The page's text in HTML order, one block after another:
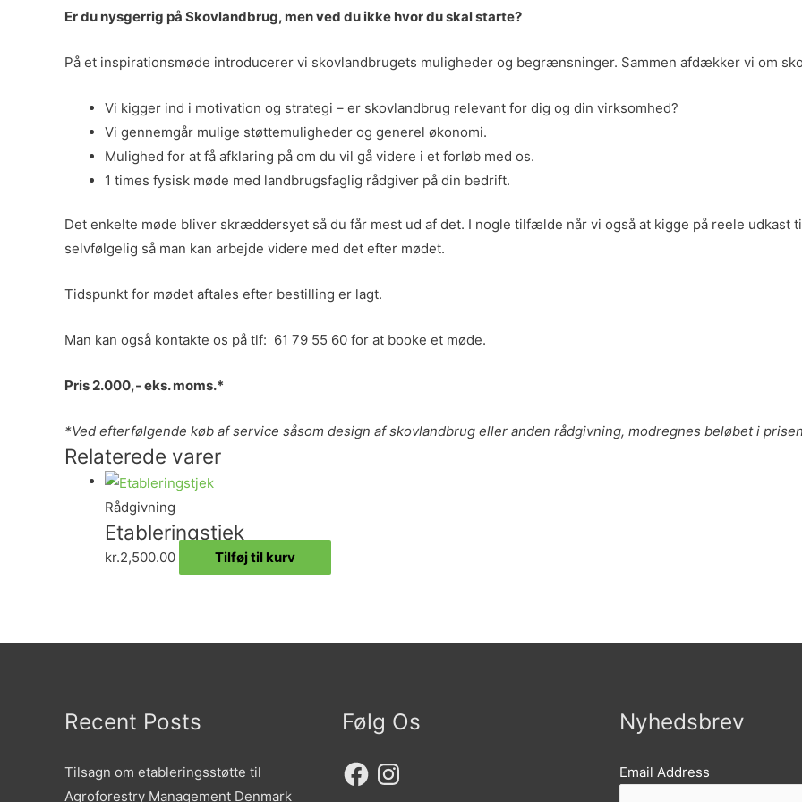
Er du nysgerrig på Skovlandbrug, men ved du ikke hvor du skal starte?
På et inspirationsmøde introducerer vi skovlandbrugets muligheder og begrænsninger. Sammen afdækker vi om
Vi kigger ind i motivation og strategi – er skovlandbrug relevant for dig og din virksomhed?
Vi gennemgår mulige støttemuligheder og generel økonomi.
Mulighed for at få afklaring på om du vil gå videre i et forløb med os.
1 times fysisk møde med landbrugsfaglig rådgiver på din bedrift.
Det enkelte møde bliver skræddersyet så du får mest ud af det. I nogle tilfælde når vi også at kigge på reele udkast
selvfølgelig så man kan arbejde videre med det efter mødet.
Tidspunkt for mødet aftales efter bestilling er lagt.
Man kan også kontakte os på tlf: 61 79 55 60 for at booke et møde.
Pris 2.000,- eks. moms.*
*Ved efterfølgende køb af service såsom design af skovlandbrug eller anden rådgivning, modregnes beløbet i
Relaterede varer
Rådgivning
Etableringstjek
kr.2,500.00 Tilføj til kurv
Recent Posts
Tilsagn om etableringsstøtte til
Agroforestry Management Denmark
Følg Os
FacebookInstagram
Nyhedsbrev
Email Address